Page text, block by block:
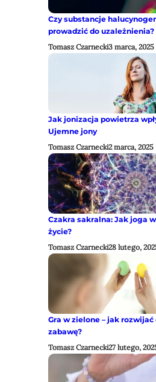
Czy substancje
prowadzić do uzależnienia?
Tomasz Czarnecki3 marca, 2025
Jak jonizacja powietrza
Ujemne jony
Tomasz Czarnecki2 marca, 2025
Czakra sakralna: Jak joga
życie?
Tomasz Czarnecki28 lutego,
Gra w zielone – jak
zabawę?
Tomasz Czarnecki27 lutego,